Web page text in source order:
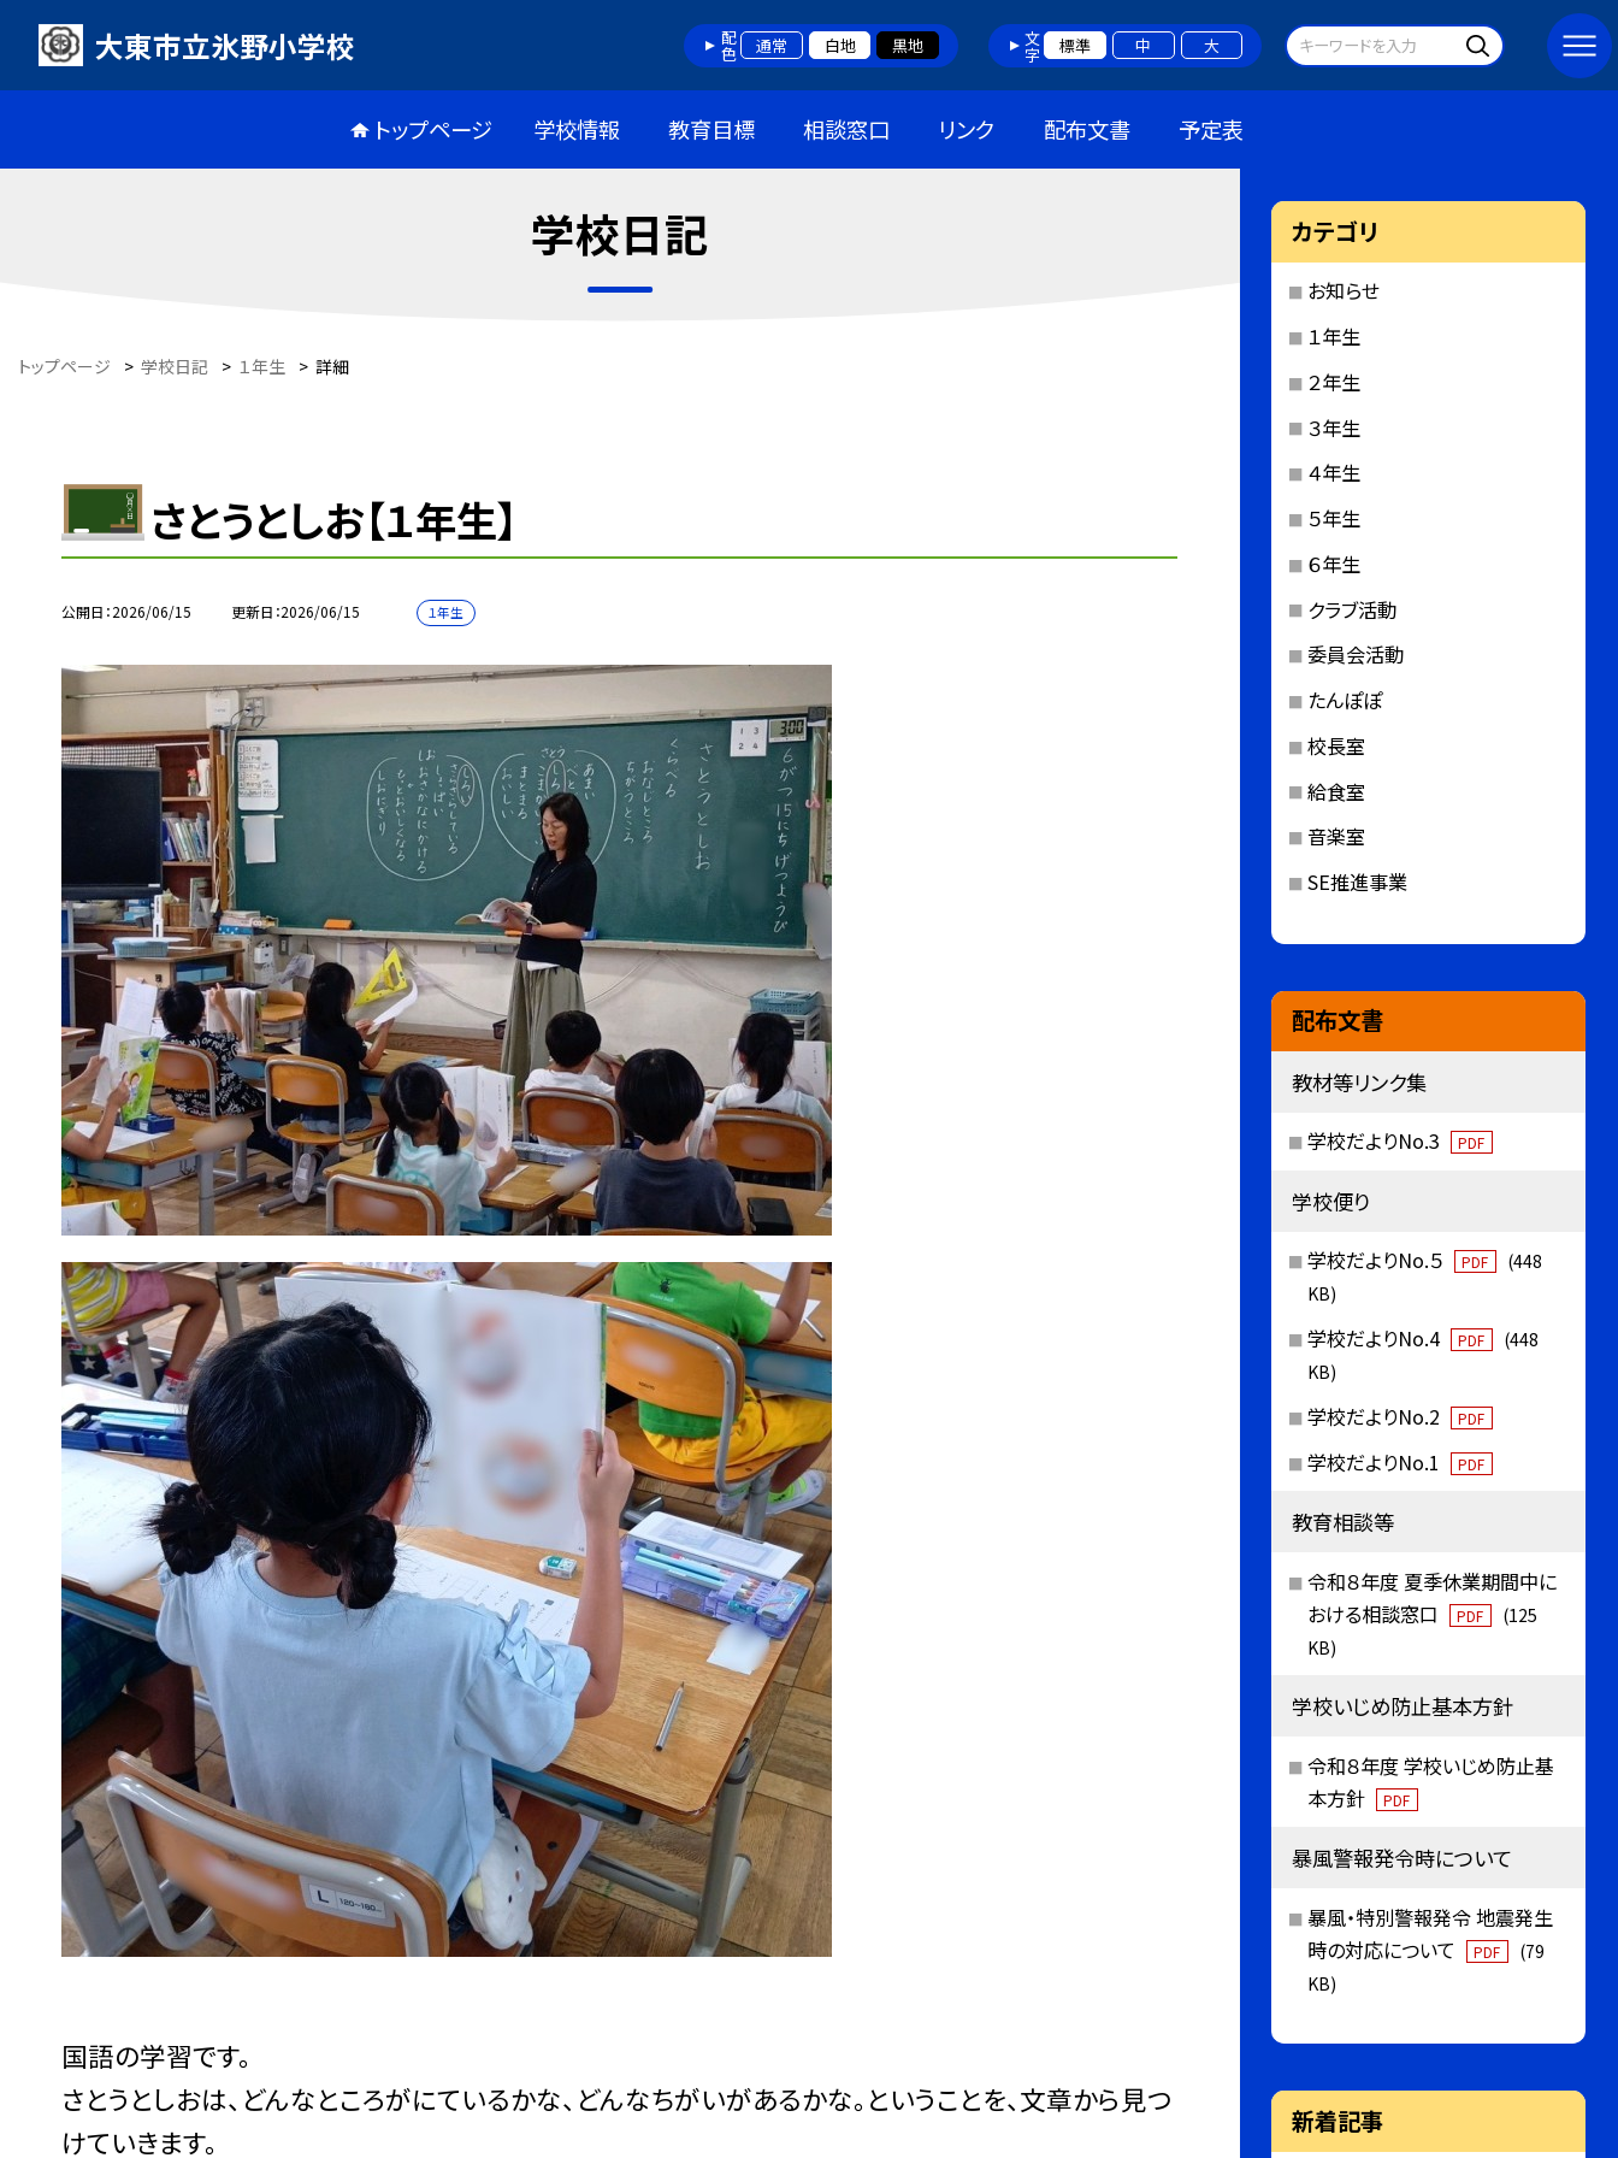
大東市立氷野小学校 配色 通常 白地 黒地 文字 標準 中 大
トップページ 学校情報 教育目標 相談窓口 リンク 配布文書 予定表
学校日記
トップページ > 学校日記 > １年生 > 詳細
さとうとしお【１年生】
公開日 2026/06/15 更新日 2026/06/15 １年生
国語の学習です。
さとうとしおは、どんなところがにているかな、どんなちがいがあるかな。ということを、文章から見つ
けていきます。
カテゴリ
お知らせ
１年生
２年生
３年生
４年生
５年生
６年生
クラブ活動
委員会活動
たんぽぽ
校長室
給食室
音楽室
SE推進事業
配布文書
教材等リンク集
学校だよりNo.3 PDF
学校便り
学校だよりNo.５ PDF
(448
KB)
学校だよりNo.4 PDF
(448
KB)
学校だよりNo.2 PDF
学校だよりNo.1 PDF
教育相談等
令和８年度 夏季休業期間中に
おける相談窓口
PDF
(125
KB)
学校いじめ防止基本方針
令和８年度 学校いじめ防止基
本方針
PDF
暴風警報発令時について
暴風・特別警報発令 地震発生
時の対応について
PDF
(79
KB)
新着記事